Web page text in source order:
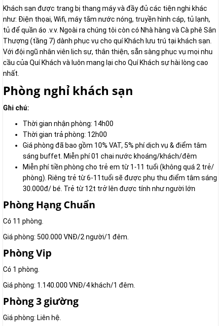
Khách sạn được trang bị thang máy và đầy đủ các tiện nghi khác
như: Điện thọai, Wifi, máy tắm nước nóng, truyền hình cáp, tủ lạnh,
tủ để quần áo .v.v. Ngoài ra chúng tôi còn có Nhà hàng và Cà phê Sân
Thượng (tầng 7) dành phục vụ cho quí Khách lưu trú tại khách sạn.
Với đội ngũ nhân viên lịch sự, thân thiện, sẵn sàng phục vụ mọi nhu
cầu của Quí Khách và luôn mang lại cho Quí Khách sự hài lòng cao
nhất.
Phòng nghỉ khách sạn
Ghi chú:
Thời gian nhận phòng: 14h00
Thời gian trả phòng: 12h00
Giá phòng đã bao gồm 10% VAT, 5% phí dịch vụ & điểm tâm
sáng buffet. Miễn phí 01 chai nước khoáng/khách/đêm
Miễn phí tiền phòng cho trẻ em từ 1-11 tuổi (không quá 2 trẻ/
phòng). Riêng trẻ từ 6-11tuổi sẽ được phụ thu điểm tâm sáng
30.000đ/ bé. Trẻ từ 12t trở lên được tính như người lớn
Phòng Hạng Chuẩn
Có 11 phòng.
Giá phòng: 500.000 VNĐ/2 người/1 đêm.
Phòng Vip
Có 1 phòng.
Giá phòng: 1.140.000 VNĐ/4 khách/1 đêm.
Phòng 3 giường
Giá phòng: Liên hệ.